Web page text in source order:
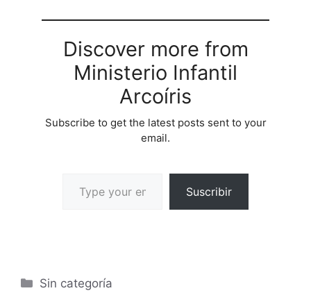
Discover more from
Ministerio Infantil
Arcoíris
Subscribe to get the latest posts sent to your
email.
Suscribir
Sin categoría